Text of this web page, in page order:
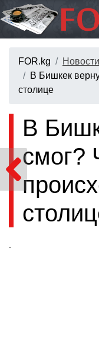
FOR.kg
В Бишкек
столице
В
смог?